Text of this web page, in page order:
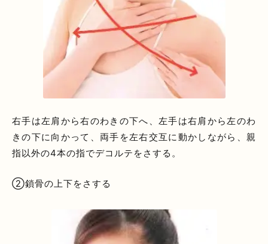
右手は左肩から右のわきの下へ、左手は右肩から左のわ
きの下に向かって、両手を左右交互に動かしながら、親
指以外の4本の指でデコルテをさする。
②鎖骨の上下をさする